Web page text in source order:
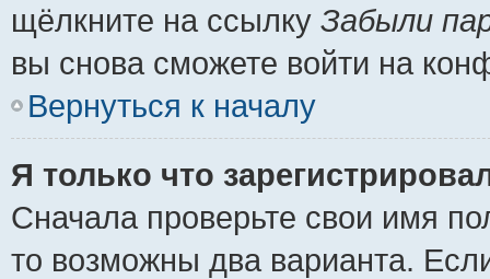
щёлкните на ссылку Забыли
вы снова сможете войти на
Вернуться к началу
Я только что
Сначала проверьте свои имя
то возможны два варианта.